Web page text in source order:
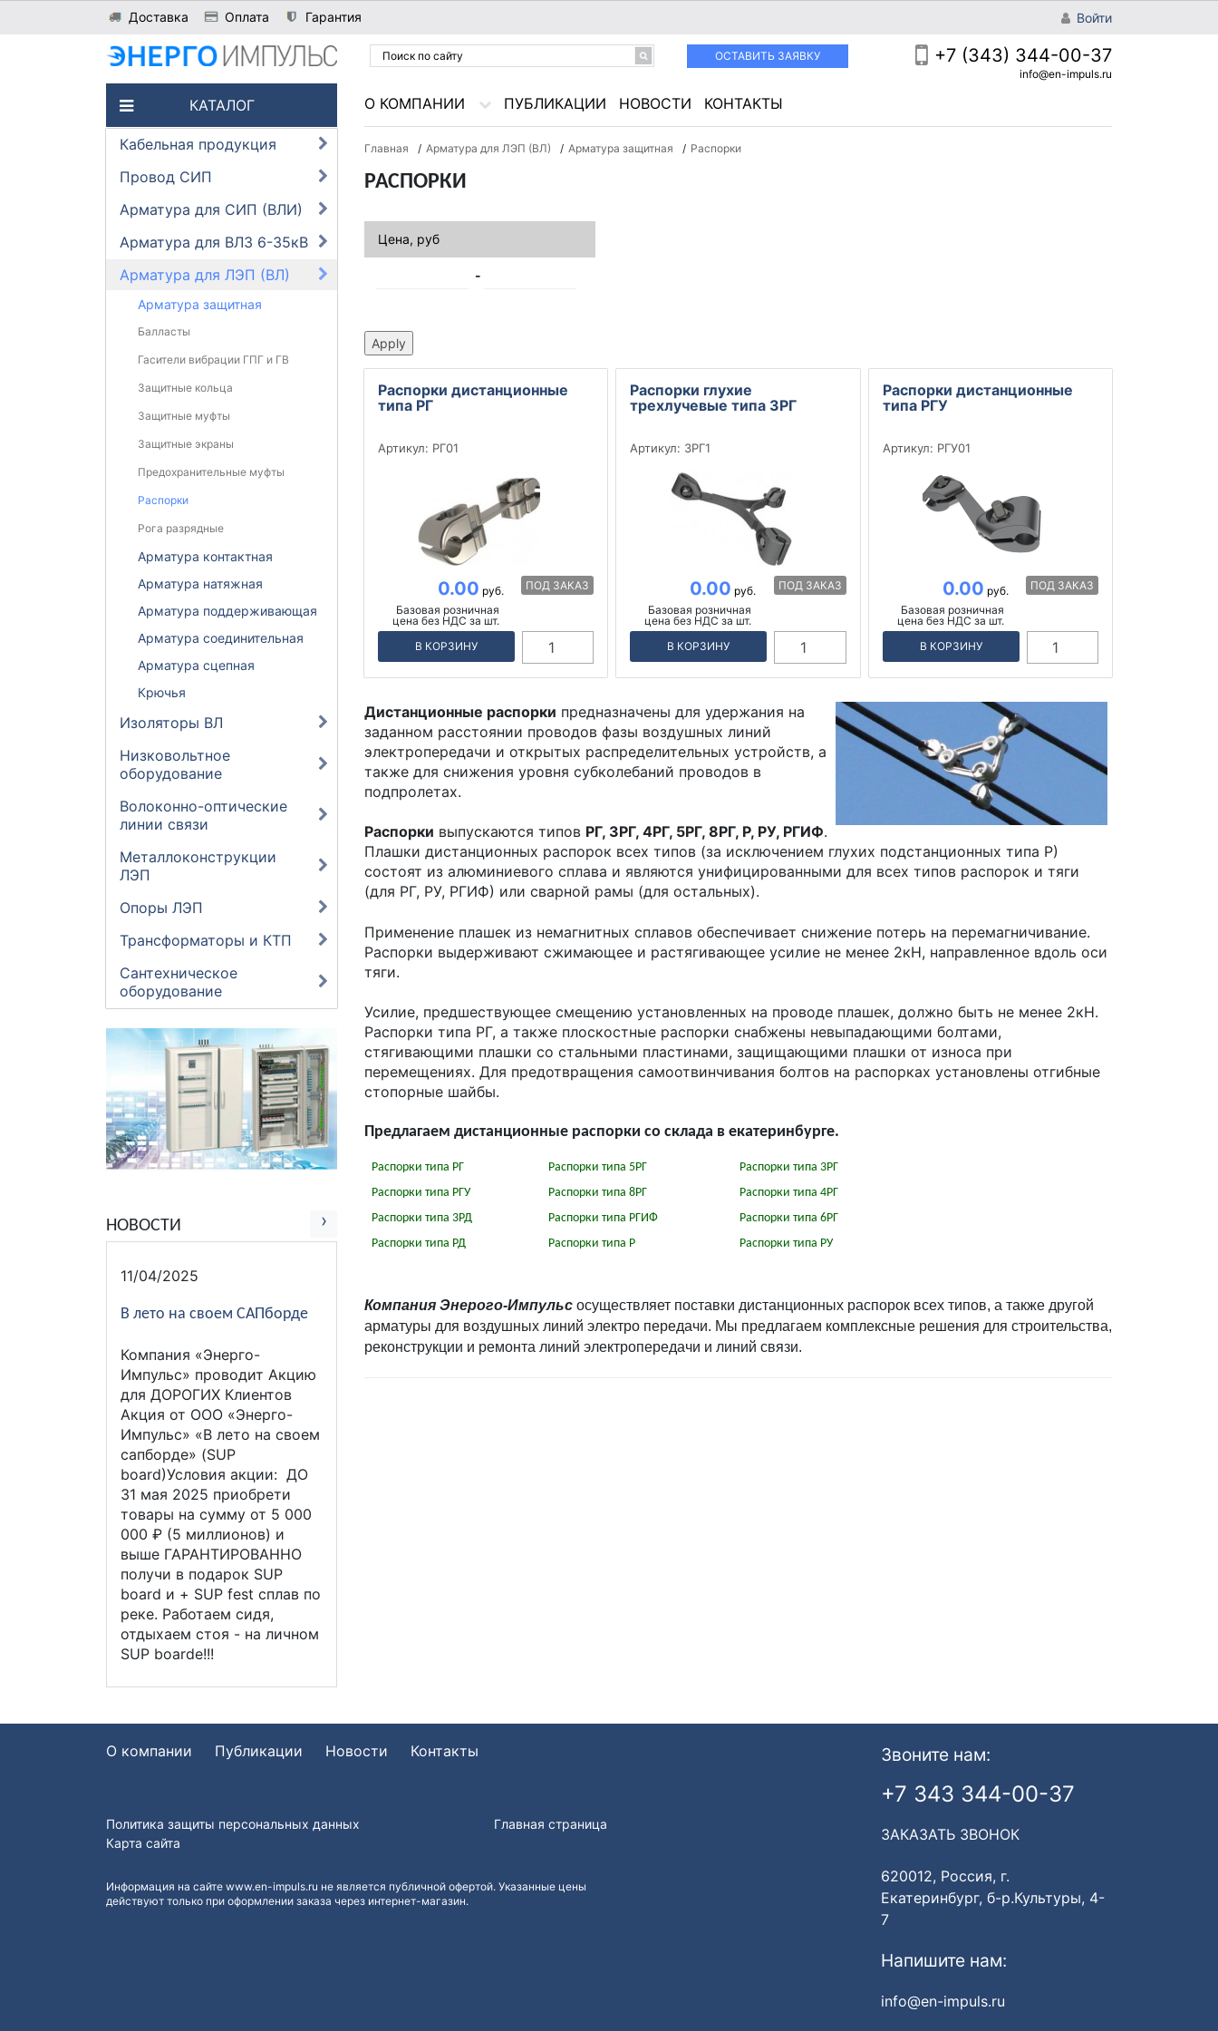
Доставка Оплата Гарантия Войти
ОСТАВИТЬ ЗАЯВКУ +7 (343) 344-00-37
info@en-impuls.ru
КАТАЛОГ О КОМПАНИИ ПУБЛИКАЦИИ НОВОСТИ КОНТАКТЫ
Кабельная продукция
Провод СИП
Арматура для СИП (ВЛИ)
Арматура для ВЛЗ 6-35кВ
Арматура для ЛЭП (ВЛ)
Арматура защитная
Балласты
Гасители вибрации ГПГ и ГВ
Защитные кольца
Защитные муфты
Защитные экраны
Предохранительные муфты
Распорки
Рога разрядные
Арматура контактная
Арматура натяжная
Арматура поддерживающая
Арматура соединительная
Арматура сцепная
Крючья
Изоляторы ВЛ
Низковольтное
оборудование
Волоконно-оптические
линии связи
Металлоконструкции
ЛЭП
Опоры ЛЭП
Трансформаторы и КТП
Сантехническое
оборудование
НОВОСТИ
11/04/2025
В лето на своем САПборде
Компания «Энерго-
Импульс» проводит Акцию
для ДОРОГИХ Клиентов
Акция от ООО «Энерго-
Импульс» «В лето на своем
сапборде» (SUP
board)Условия акции: ДО
31 мая 2025 приобрети
товары на сумму от 5 000
000 ₽ (5 миллионов) и
выше ГАРАНТИРОВАННО
получи в подарок SUP
board и + SUP fest сплав по
реке. Работаем сидя,
отдыхаем стоя - на личном
SUP boardе!!!
›
Главная / Арматура для ЛЭП (ВЛ) / Арматура защитная / Распорки
РАСПОРКИ
Цена, руб
Распорки дистанционные
типа РГ
Артикул: РГ01
0.00
Базовая розничная
цена без НДС за шт.
В КОРЗИНУ
Распорки глухие
трехлучевые типа 3РГ
Артикул: 3РГ1
0.00
Базовая розничная
цена без НДС за шт.
В КОРЗИНУ
Распорки дистанционные
типа РГУ
Артикул: РГУ01
0.00
Базовая розничная
цена без НДС за шт.
В КОРЗИНУ
Дистанционные распорки предназначены для удержания на
заданном расстоянии проводов фазы воздушных линий
электропередачи и открытых распределительных устройств, а
также для снижения уровня субколебаний проводов в
подпролетах.
Распорки выпускаются типов РГ, ЗРГ, 4РГ, 5РГ, 8РГ, Р, РУ, РГИФ.
Плашки дистанционных распорок всех типов (за исключением глухих подстанционных типа Р)
состоят из алюминиевого сплава и являются унифицированными для всех типов распорок и тяги
(для РГ, РУ, РГИФ) или сварной рамы (для остальных).
Применение плашек из немагнитных сплавов обеспечивает снижение потерь на перемагничивание.
Распорки выдерживают сжимающее и растягивающее усилие не менее 2кН, направленное вдоль оси
тяги.
Усилие, предшествующее смещению установленных на проводе плашек, должно быть не менее 2кН.
Распорки типа РГ, а также плоскостные распорки снабжены невыпадающими болтами,
стягивающими плашки со стальными пластинами, защищающими плашки от износа при
перемещениях. Для предотвращения самоотвинчивания болтов на распорках установлены отгибные
стопорные шайбы.
Предлагаем дистанционные распорки со склада в екатеринбурге.
Распорки типа РГ Распорки типа 5РГ
Распорки типа 3РГ
Распорки типа РГУ
Распорки типа 8РГ
Распорки типа 4РГ
Распорки типа 3РД
Распорки типа РГИФ
Распорки типа 6РГ
Распорки типа РД
Распорки типа Р Распорки типа РУ
Компания Энерого-Импульс осуществляет поставки дистанционных распорок всех типов, а также другой
арматуры для воздушных линий электро передачи. Мы предлагаем комплексные решения для строительства,
реконструкции и ремонта линий электропередачи и линий связи.
О компании Публикации Новости Контакты
Политика защиты персональных данных
Карта сайта
Главная страница
Информация на сайте www.en-impuls.ru не является публичной офертой. Указанные цены
действуют только при оформлении заказа через интернет-магазин.
Звоните нам:
+7 343 344-00-37
ЗАКАЗАТЬ ЗВОНОК
620012, Россия, г.
Екатеринбург, б-р.Культуры, 4-
7
Напишите нам:
info@en-impuls.ru